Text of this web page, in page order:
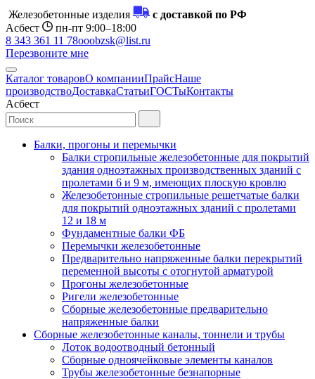
Железобетонные изделия
с доставкой по РФ
Асбест
пн-пт 9:00–18:00
8 343 361 11 78ooobzsk@list.ru
Перезвоните мне
Каталог товаровО компанииПрайсНаше
производствоДоставкаСтатьиГОСТыКонтакты
Асбест
Балки, прогоны и перемычки
Балки стропильные железобетонные для покрытий
здания одноэтажных производственных зданий с
пролетами 6 и 9 м, имеющих плоскую кровлю
Железобетонные стропильные решетчатые балки
для покрытий одноэтажных зданий с пролетами
12 и 18 м
Фундаментные балки ФБ
Перемычки железобетонные
Предварительно напряженные балки перекрытий
переменной высоты с отогнутой арматурой
Прогоны железобетонные
Ригели железобетонные
Сборные железобетонные предварительно
напряженные балки
Сборные железобетонные каналы, тоннели и трубы
Лоток водоотводный бетонный
Сборные одноячейковые элементы каналов
Трубы железобетонные безнапорные